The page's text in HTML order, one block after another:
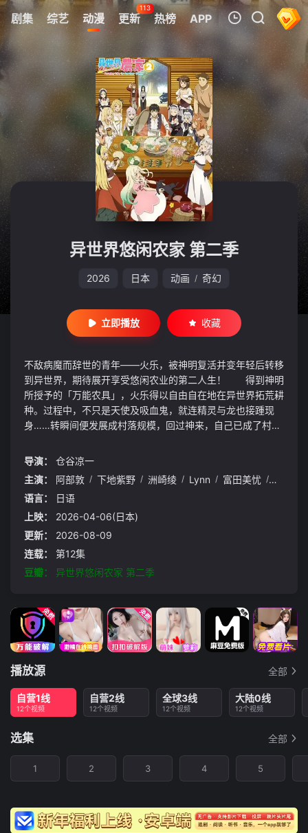
剧集 综艺 动漫 更新
113
热榜 APP
我的观影记录
暂无观看影片的记录
异世界悠闲农家 第二季
2026 日本 动画 / 奇幻
立即播放 收藏
不敌病魔而辞世的青年——火乐，被神明复活并变年轻后转移
到异世界，期待展开享受悠闲农业的第二人生！ 得到神明
所授予的「万能农具」，火乐得以自由自在地在异世界拓荒耕
种。过程中，不只是天使及吸血鬼，就连精灵与龙也接踵现
身……转瞬间便发展成村落规模，回过神来，自己已成了村
导演：
仓谷凉一
主演：
阿部敦 / 下地紫野 / 洲崎绫 / Lynn / 富田美忧 / 藤井雪
语言：
日语
上映：
2026-04-06(日本)
更新：
2026-08-09
连载：
第12集
豆瓣：
异世界悠闲农家 第二季
播放源 全部
自营1线
12个视频
自营2线
12个视频
全球3线
12个视频
大陆0线
12个视频
选集 全部
1 2 3 4 5